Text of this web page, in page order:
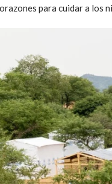
para cuidar a los